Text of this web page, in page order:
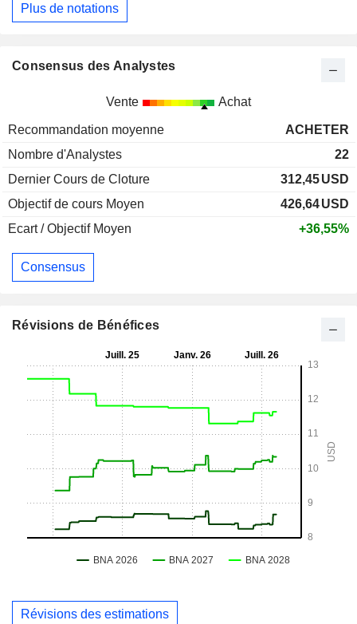
Plus de notations
Consensus des Analystes
Vente Achat
Recommandation moyenne
ACHETER
Nombre d'Analystes
22
Dernier Cours de Cloture
312,45USD
Objectif de cours Moyen
426,64USD
Ecart / Objectif Moyen
+36,55%
Consensus
Révisions de Bénéfices
Révisions des estimations